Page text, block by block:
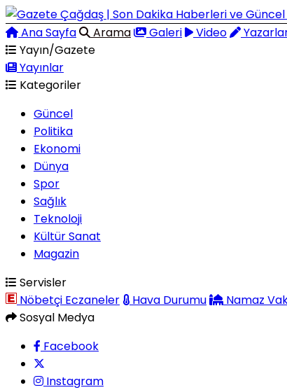
Ana Sayfa Arama Galeri Video
Yayın/Gazete
Yayınlar
Kategoriler
Güncel
Politika
Ekonomi
Dünya
Spor
Sağlık
Teknoloji
Kültür Sanat
Magazin
Servisler
Nöbetçi Eczaneler
Hava Durumu Namaz
Sosyal Medya
Facebook
Instagram